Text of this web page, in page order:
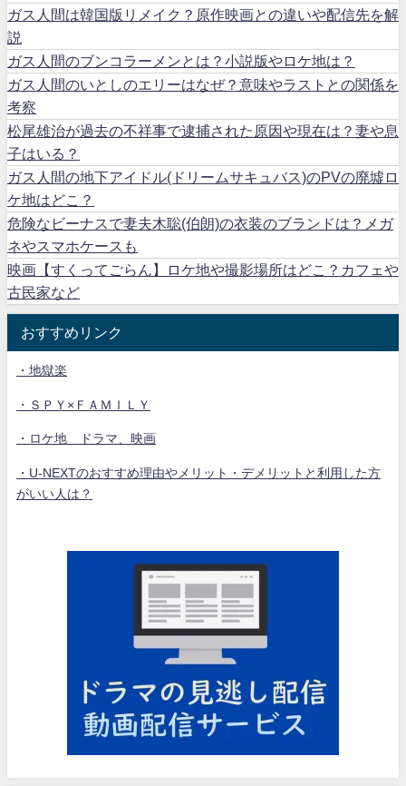
ガス人間は韓国版リメイク？原作映画との違いや配信先を解
説
ガス人間のブンコラーメンとは？小説版やロケ地は？
ガス人間のいとしのエリーはなぜ？意味やラストとの関係を
考察
松尾雄治が過去の不祥事で逮捕された原因や現在は？妻や息
子はいる？
ガス人間の地下アイドル(ドリームサキュバス)のPVの廃墟ロ
ケ地はどこ？
危険なビーナスで妻夫木聡(伯朗)の衣装のブランドは？メガ
ネやスマホケースも
映画【すくってごらん】ロケ地や撮影場所はどこ？カフェや
古民家など
おすすめリンク
・地獄楽
・ＳＰＹ×ＦＡＭＩＬＹ
・ロケ地 ドラマ、映画
・U-NEXTのおすすめ理由やメリット・デメリットと利用した方
がいい人は？